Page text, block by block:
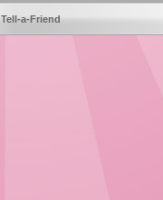
Tell-a-Friend